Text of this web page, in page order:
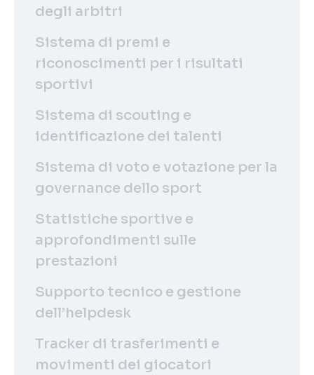
degli arbitri
Sistema di premi e
riconoscimenti per i risultati
sportivi
Sistema di scouting e
identificazione dei talenti
Sistema di voto e votazione per la
governance dello sport
Statistiche sportive e
approfondimenti sulle
prestazioni
Supporto tecnico e gestione
dell’helpdesk
Tracker di trasferimenti e
movimenti dei giocatori